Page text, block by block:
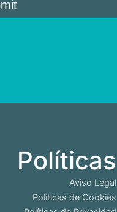
Políticas
Aviso Legal
Políticas de Cookies